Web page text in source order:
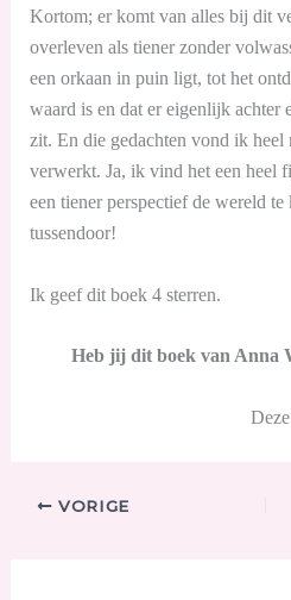
Kortom; er komt van alles bij dit
overleven als tiener zonder
een orkaan in puin ligt, tot het
waard is en dat er eigenlijk achter
zit. En die gedachten vond ik heel
verwerkt. Ja, ik vind het een heel
een tiener perspectief de wereld
tussendoor!
Ik geef dit boek 4 sterren.
Heb jij dit boek van Anna
VORIGE